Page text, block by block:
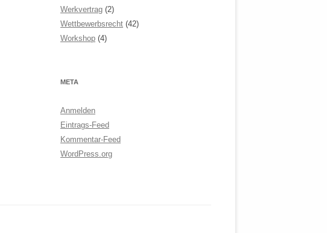
Werkvertrag (2)
Wettbewerbsrecht (42)
Workshop (4)
META
Anmelden
Eintrags-Feed
Kommentar-Feed
WordPress.org